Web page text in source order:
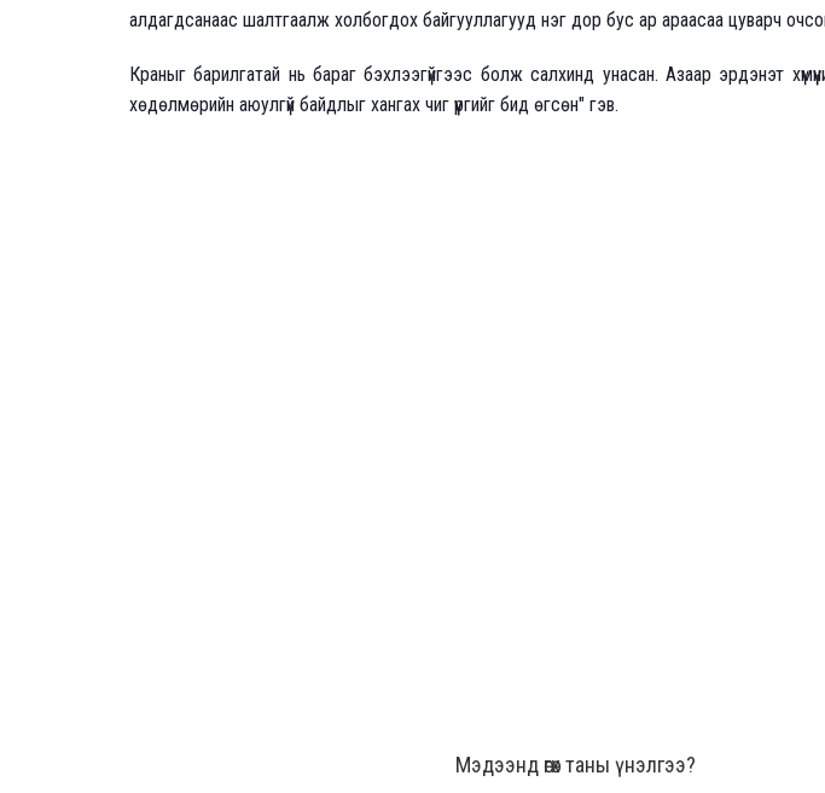
алдагдсанаас шалтгаалж холбогдох байгууллагууд нэг дор бус ар араасаа цуварч
Краныг барилгатай нь бараг бэхлээгүйгээс болж салхинд унасан. Азаар эрдэнэт
хөдөлмөрийн аюулгүй байдлыг хангах чиг үүргийг бид өгсөн" гэв.
Мэдээнд өгөх таны үнэлгээ?